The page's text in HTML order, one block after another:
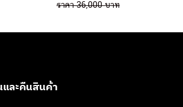
ราคา 36,000 บาท
และคืนสินค้า